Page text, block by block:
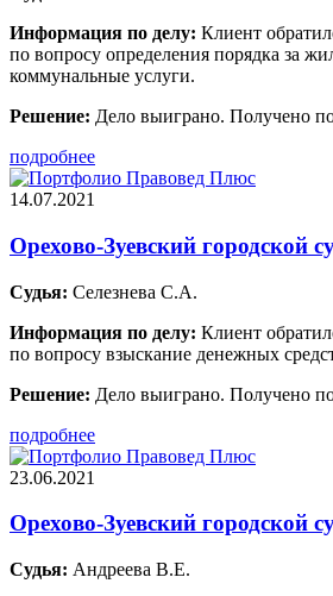
Информация по делу: Клиент
по вопросу определения порядка за
коммунальные услуги.
Решение: Дело выиграно. Получено
подробнее
14.07.2021
Орехово-Зуевский городской
Судья: Селезнева С.А.
Информация по делу: Клиент
по вопросу взыскание денежных
Решение: Дело выиграно. Получено
подробнее
23.06.2021
Орехово-Зуевский городской
Судья: Андреева В.Е.